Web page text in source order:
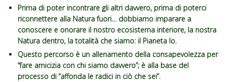
Prima di poter incontrare gli altri davvero, prima di poterci
riconnettere alla Natura fuori… dobbiamo imparare a
conoscere e onorare il nostro ecosistema interiore, la nostra
Natura dentro, la totalità che siamo: il Pianeta Io.
Questo percorso è un allenamento della consapevolezza per
“fare amicizia con chi siamo davvero”; è alla base del
processo di “affonda le radici in ciò che sei”.